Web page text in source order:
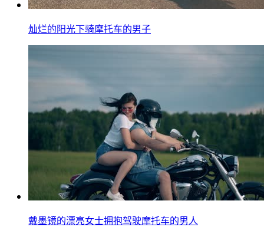
灿烂的阳光下骑摩托车的男子
戴墨镜的漂亮女士拥抱驾驶摩托车的男人